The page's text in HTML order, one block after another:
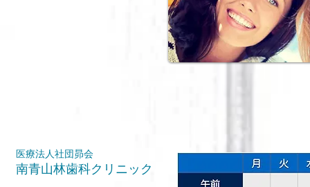
医療法人社団昴会
南青山林歯科クリニック